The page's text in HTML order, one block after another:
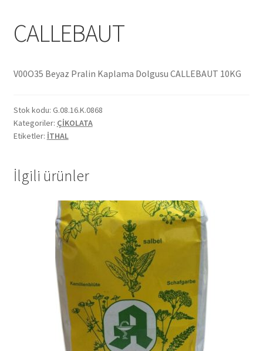
Hint Mutfağı
İletişim
İnsan Kaynakları
ISO Belgemiz
İtalyan Mutfağı
Kalite Politikamız
La Deliziosa Katalog
Meksika Mutfağı
CALLEBAUT
V00O35 Beyaz Pralin Kaplama Dolgusu CALLEBAUT 10KG
Stok kodu: G.08.16.K.0868
Kategoriler: ÇİKOLATA
Etiketler: İTHAL
İlgili ürünler